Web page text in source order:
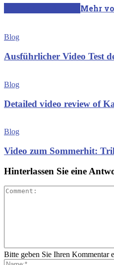
Mehr
Blog
Ausführlicher Video Test
Blog
Detailed video review of
Blog
Video zum Sommerhit:
Hinterlassen Sie eine
Bitte geben Sie Ihren Kommentar